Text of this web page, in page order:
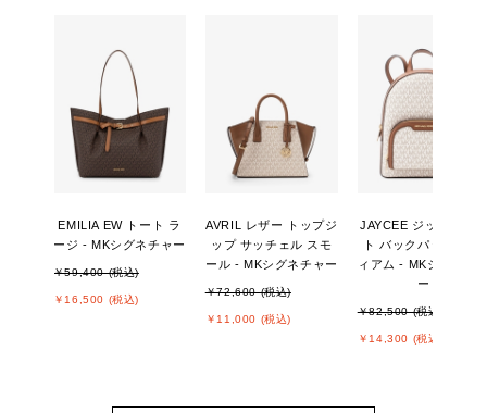
EMILIA EW トート ラ
ージ - MKシグネチャー
￥59,400 (税込)
￥16,500 (税込)
AVRIL レザー トップジ
ップ サッチェル スモ
ール - MKシグネチャー
￥72,600 (税込)
￥11,000 (税込)
JAYCEE ジップポケッ
ト バックパック ミデ
ィアム - MKシグネチ
ー
￥82,500 (税込)
￥14,300 (税込)